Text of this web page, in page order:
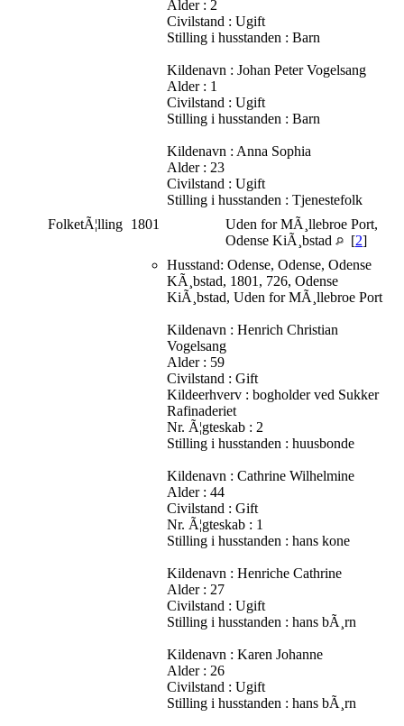
Alder : 2
Civilstand : Ugift
Stilling i husstanden : Barn
Kildenavn : Johan Peter Vogelsang
Alder : 1
Civilstand : Ugift
Stilling i husstanden : Barn
Kildenavn : Anna Sophia
Alder : 23
Civilstand : Ugift
Stilling i husstanden : Tjenestefolk
FolketÃ¦lling 1801
Uden for MÃ¸llebroe Port,
Odense KiÃ¸bstad
[2]
Husstand: Odense, Odense, Odense
KÃ¸bstad, 1801, 726, Odense
KiÃ¸bstad, Uden for MÃ¸llebroe Port
Kildenavn : Henrich Christian
Vogelsang
Alder : 59
Civilstand : Gift
Kildeerhverv : bogholder ved Sukker
Rafinaderiet
Nr. Ã¦gteskab : 2
Stilling i husstanden : huusbonde
Kildenavn : Cathrine Wilhelmine
Alder : 44
Civilstand : Gift
Nr. Ã¦gteskab : 1
Stilling i husstanden : hans kone
Kildenavn : Henriche Cathrine
Alder : 27
Civilstand : Ugift
Stilling i husstanden : hans bÃ¸rn
Kildenavn : Karen Johanne
Alder : 26
Civilstand : Ugift
Stilling i husstanden : hans bÃ¸rn